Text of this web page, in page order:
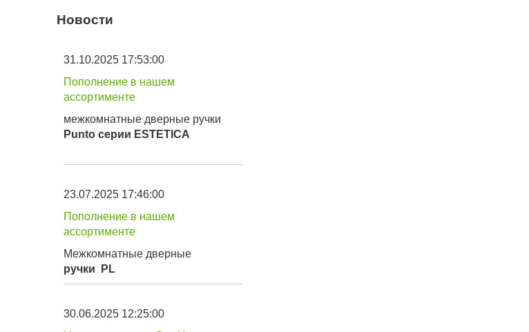
Новости
31.10.2025 17:53:00
Пополнение в нашем
ассортименте
межкомнатные дверные ручки
Punto серии ESTETICA
23.07.2025 17:46:00
Пополнение в нашем
ассортименте
Межкомнатные дверные
ручки
PL
30.06.2025 12:25:00